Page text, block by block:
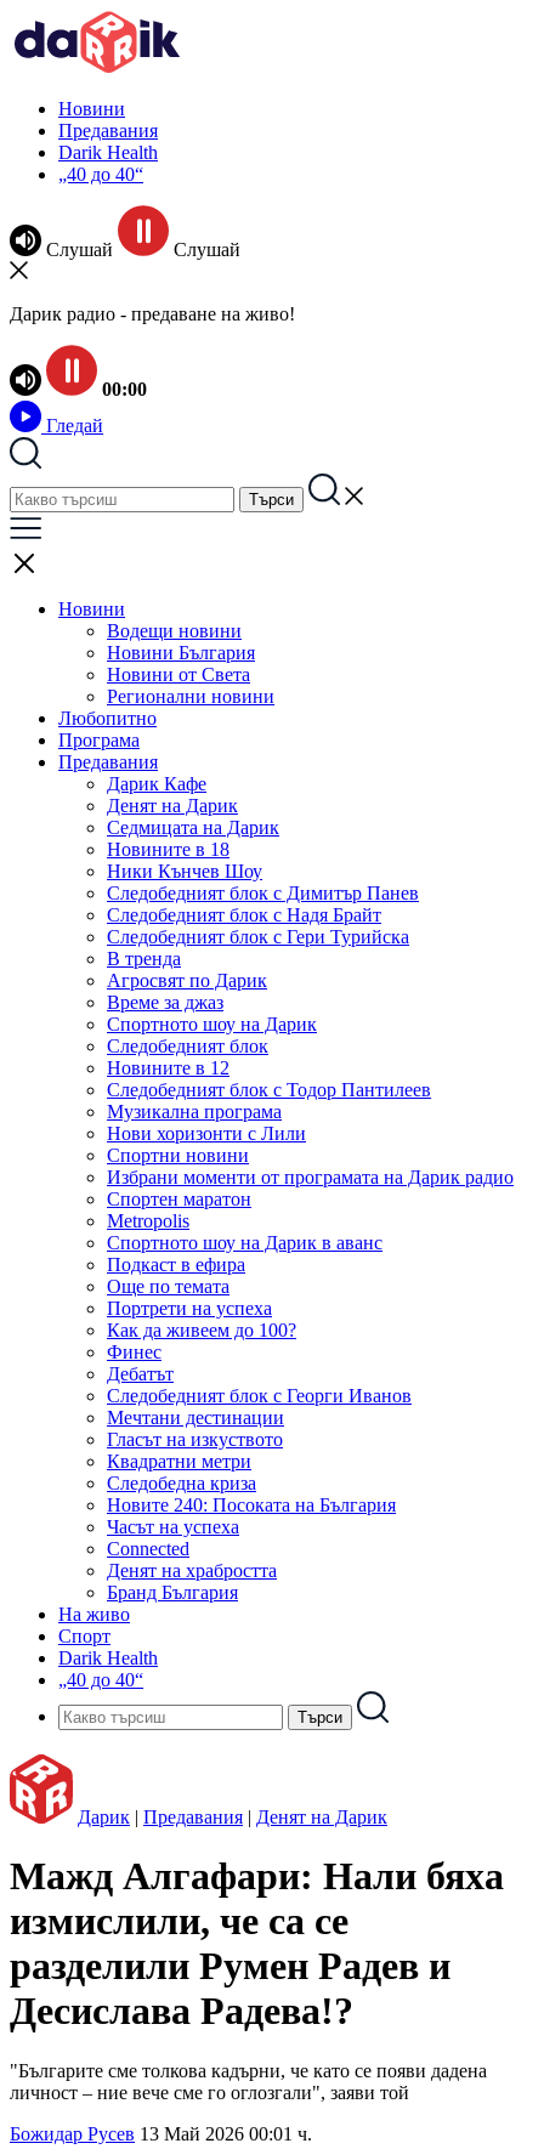
Новини
Предавания
Darik Health
„40 до 40“
Слушай Слушай
Дарик радио - предаване на живо!
00:00
Гледай
Новини
Водещи новини
Новини България
Новини от Света
Регионални новини
Любопитно
Програма
Предавания
Дарик Кафе
Денят на Дарик
Седмицата на Дарик
Новините в 18
Ники Кънчев Шоу
Следобедният блок с Димитър Панев
Следобедният блок с Надя Брайт
Следобедният блок с Гери Турийска
В тренда
Агросвят по Дарик
Време за джаз
Спортното шоу на Дарик
Следобедният блок
Новините в 12
Следобедният блок с Тодор Пантилеев
Музикална програма
Нови хоризонти с Лили
Спортни новини
Избрани моменти от програмата на Дарик радио
Спортен маратон
Metropolis
Спортното шоу на Дарик в аванс
Подкаст в ефира
Още по темата
Портрети на успеха
Как да живеем до 100?
Финес
Дебатът
Следобедният блок с Георги Иванов
Мечтани дестинации
Гласът на изкуството
Квадратни метри
Следобедна криза
Новите 240: Посоката на България
Часът на успеха
Connected
Денят на храбростта
Бранд България
На живо
Спорт
Darik Health
„40 до 40“
Дарик | Предавания | Денят на Дарик
Мажд Алгафари: Нали бяха
измислили, че са се
разделили Румен Радев и
Десислава Радева!?
"Българите сме толкова кадърни, че като се появи дадена
личност – ние вече сме го оглозгали", заяви той
Божидар Русев 13 Май 2026 00:01 ч.